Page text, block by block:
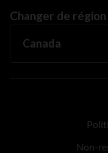
Changer de région
Non-